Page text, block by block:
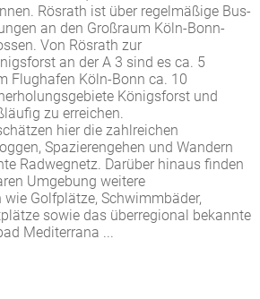
Rösrath ist über regelmäßige Bus-
an den Großraum Köln-Bonn-
Von Rösrath zur
an der A 3 sind es ca. 5
Flughafen Köln-Bonn ca. 10
Königsforst und
zu erreichen.
hier die zahlreichen
Spazierengehen und Wandern
Radwegnetz. Darüber hinaus finden
Umgebung weitere
Golfplätze, Schwimmbäder,
sowie das überregional bekannte
Mediterrana ...